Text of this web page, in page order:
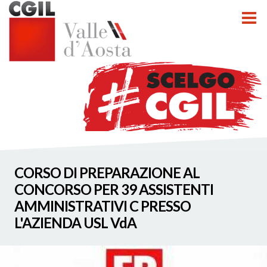
CORSO DI PREPARAZIONE AL
CONCORSO PER 39 ASSISTENTI
AMMINISTRATIVI C PRESSO
L'AZIENDA USL VdA
INCA